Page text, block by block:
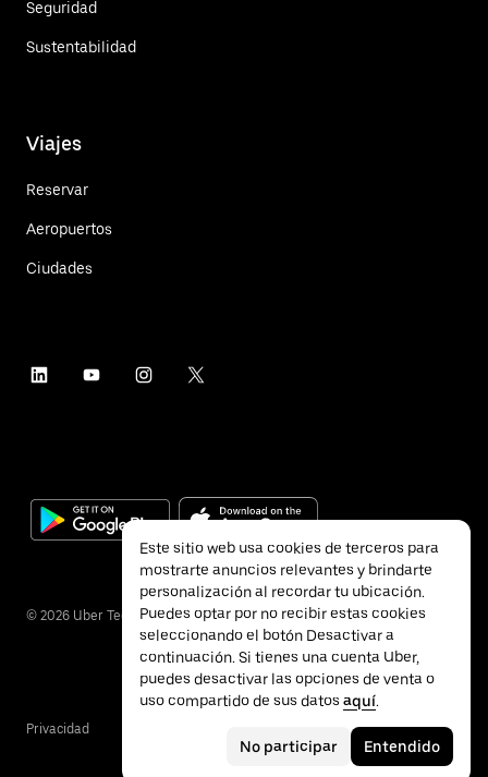
Seguridad
Sustentabilidad
Viajes
Reservar
Aeropuertos
Ciudades
© 2026 Uber Technologies Inc.
Privacidad
Este sitio web usa cookies de terceros para
mostrarte anuncios relevantes y brindarte
personalización al recordar tu ubicación.
Puedes optar por no recibir estas cookies
seleccionando el botón Desactivar a
continuación. Si tienes una cuenta Uber,
puedes desactivar las opciones de venta o
uso compartido de sus datos aquí.
No participar Entendido